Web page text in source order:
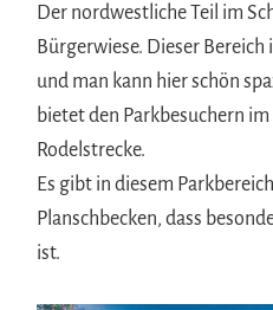
Der nordwestliche Teil im
Bürgerwiese. Dieser
und man kann hier schön
bietet den Parkbesuchern
Rodelstrecke.
Es gibt in diesem
Planschbecken, dass
ist.